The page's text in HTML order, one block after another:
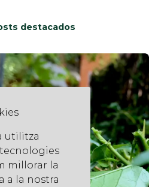
destacados
utilitza
millorar la
a la nostra